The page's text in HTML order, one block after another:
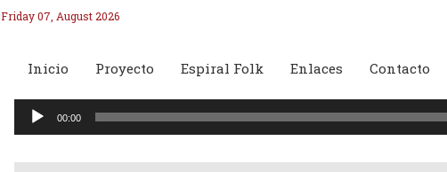
Friday 07, August 2026
Inicio Proyecto Espiral Folk Enlaces Contacto
Reproductor
00:00